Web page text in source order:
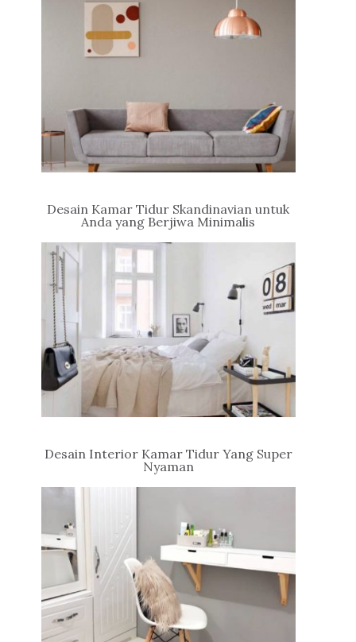
Desain Kamar Tidur Skandinavian untuk
Anda yang Berjiwa Minimalis
Desain Interior Kamar Tidur Yang Super
Nyaman